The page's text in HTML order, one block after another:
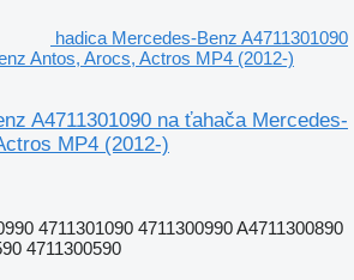
hadica Mercedes-Benz A4711301090
Antos, Arocs, Actros MP4 (2012-)
A4711301090 na ťahača Mercedes-
MP4 (2012-)
4711301090 4711300990 A4711300890
4711300590